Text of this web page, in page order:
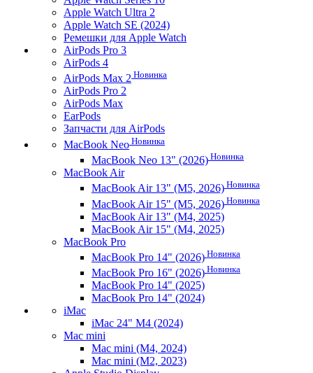
Apple Watch Ultra 2
Apple Watch SE (2024)
Ремешки для Apple Watch
AirPods Pro 3
AirPods 4
AirPods Max 2 Новинка
AirPods Pro 2
AirPods Max
EarPods
Запчасти для AirPods
MacBook Neo Новинка
MacBook Neo 13" (2026) Новинка
MacBook Air
MacBook Air 13" (M5, 2026) Новинка
MacBook Air 15" (M5, 2026) Новинка
MacBook Air 13" (M4, 2025)
MacBook Air 15" (M4, 2025)
MacBook Pro
MacBook Pro 14" (2026) Новинка
MacBook Pro 16" (2026) Новинка
MacBook Pro 14" (2025)
MacBook Pro 14" (2024)
iMac
iMac 24" M4 (2024)
Mac mini
Mac mini (M4, 2024)
Mac mini (M2, 2023)